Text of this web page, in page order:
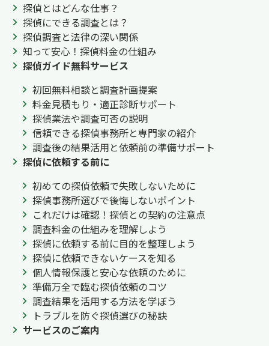
探偵とはどんな仕事？
探偵にできる調査とは？
探偵調査と法律の深い関係
知って安心！探偵料金の仕組み
探偵ガイド無料サービス
初回無料相談と調査計画提案
料金見積もり・適正診断サポート
探偵業法や調査可否の説明
信頼できる探偵事務所と専門家の紹介
調査後の結果活用と依頼前の準備サポート
探偵に依頼する前に
初めての探偵依頼で失敗しないために
探偵事務所選びで後悔しないポイント
これだけは確認！探偵との契約の注意点
調査料金の仕組みを理解しよう
探偵に依頼する前に目的を整理しよう
探偵に依頼できないケースを知る
個人情報保護と安心な依頼のために
準備万全で臨む探偵依頼のコツ
調査結果を活用する方法を学ぼう
トラブルを防ぐ探偵選びの秘訣
サービスのご案内